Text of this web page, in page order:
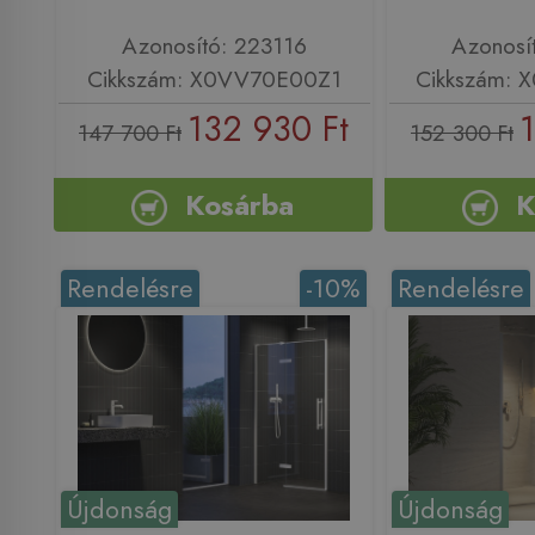
Azonosító: 223116
Cikkszám: X0VV70E00Z1
147 700 Ft 132 930 Ft
Kosárba
Cikkszám:
152 300 Ft
Újdonság
-10%
Rendelésre
Újdonság
Rendelésre